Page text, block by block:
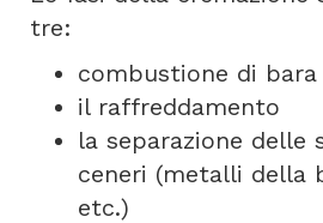
tre:
combustione di bara
il raffreddamento
la separazione delle
ceneri (metalli della
etc.)